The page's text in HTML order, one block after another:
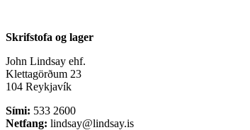
Skrifstofa og lager
John Lindsay ehf.
Klettagörðum 23
104 Reykjavík
Sími: 533 2600
Netfang: lindsay@lindsay.is